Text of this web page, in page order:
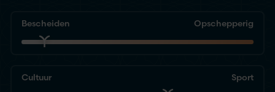
Bescheiden Opschepperig
Cultuur Sport